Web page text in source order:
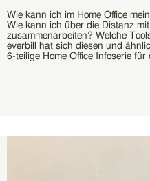
Wie kann ich im Home Office
Wie kann ich über die Distanz
zusammenarbeiten? Welche
everbill hat sich diesen und
6-teilige Home Office Infoserie für